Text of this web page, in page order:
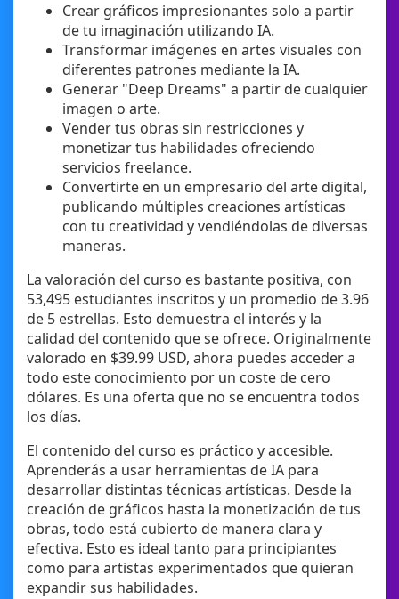
Crear gráficos impresionantes solo a partir
de tu imaginación utilizando IA.
Transformar imágenes en artes visuales con
diferentes patrones mediante la IA.
Generar "Deep Dreams" a partir de cualquier
imagen o arte.
Vender tus obras sin restricciones y
monetizar tus habilidades ofreciendo
servicios freelance.
Convertirte en un empresario del arte digital,
publicando múltiples creaciones artísticas
con tu creatividad y vendiéndolas de diversas
maneras.
La valoración del curso es bastante positiva, con
53,495 estudiantes inscritos y un promedio de 3.96
de 5 estrellas. Esto demuestra el interés y la
calidad del contenido que se ofrece. Originalmente
valorado en $39.99 USD, ahora puedes acceder a
todo este conocimiento por un coste de cero
dólares. Es una oferta que no se encuentra todos
los días.
El contenido del curso es práctico y accesible.
Aprenderás a usar herramientas de IA para
desarrollar distintas técnicas artísticas. Desde la
creación de gráficos hasta la monetización de tus
obras, todo está cubierto de manera clara y
efectiva. Esto es ideal tanto para principiantes
como para artistas experimentados que quieran
expandir sus habilidades.